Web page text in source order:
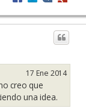
17 Ene 2014
creo que
una idea.